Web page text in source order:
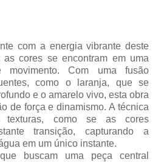
com a energia vibrante deste
as cores se encontram em uma
Com uma fusão
como o laranja, que se
e o amarelo vivo, esta obra
de força e dinamismo. A técnica
texturas, como se as cores
transição, capturando a
em um único instante.
buscam uma peça central